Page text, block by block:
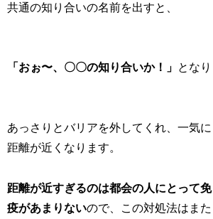
共通の知り合いの名前を出すと、
「おぉ〜、〇〇の知り合いか！」 となり
あっさりとバリアを外してくれ、一気に
距離が近くなります。
距離が近すぎるのは都会の人にとって免
疫があまりないので、この対処法はまた